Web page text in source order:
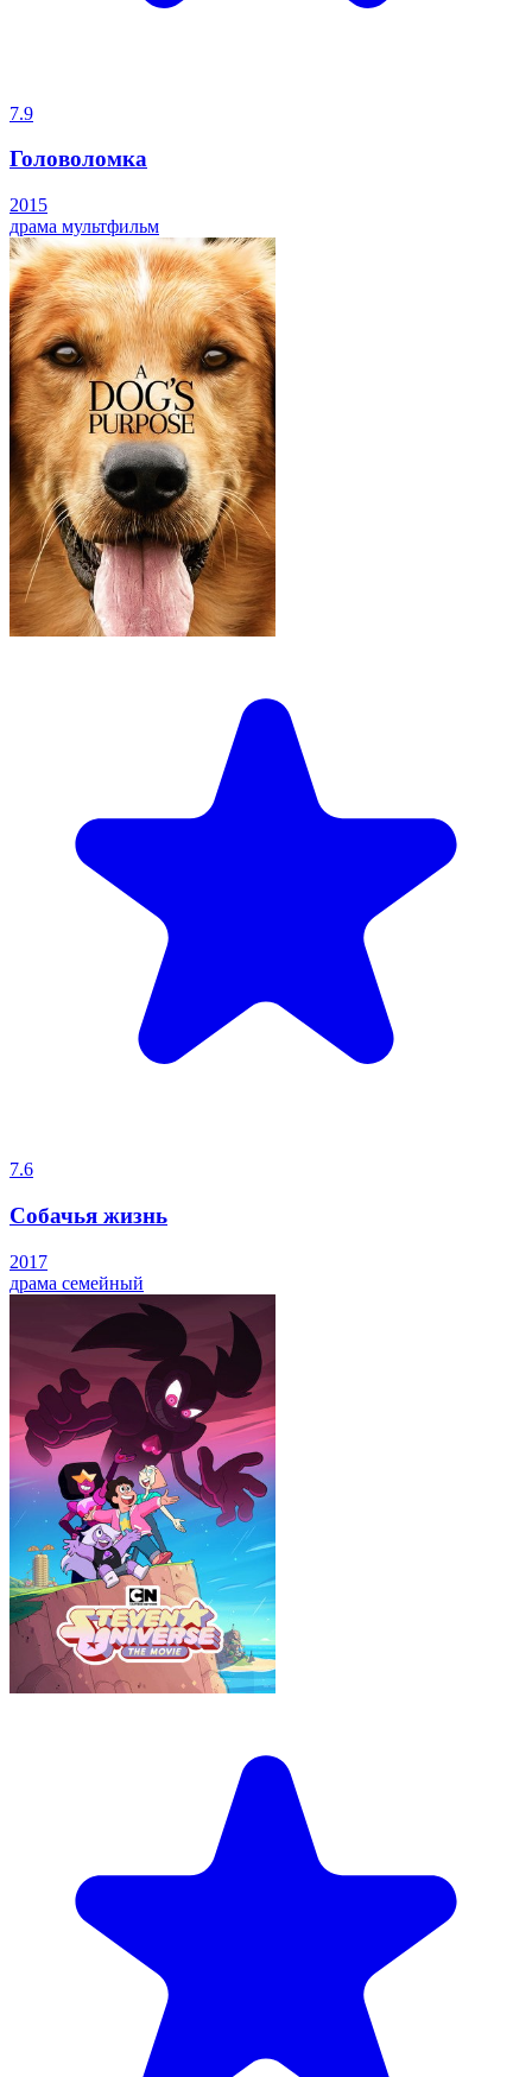
7.9
Головоломка
2015
драма мультфильм
7.6
Собачья жизнь
2017
драма семейный